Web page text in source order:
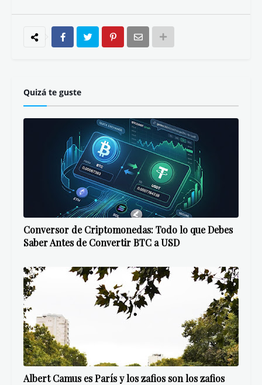
Quizá te guste
Conversor de Criptomonedas: Todo lo que Debes
Saber Antes de Convertir BTC a USD
Albert Camus es París y los zafios son los zafios